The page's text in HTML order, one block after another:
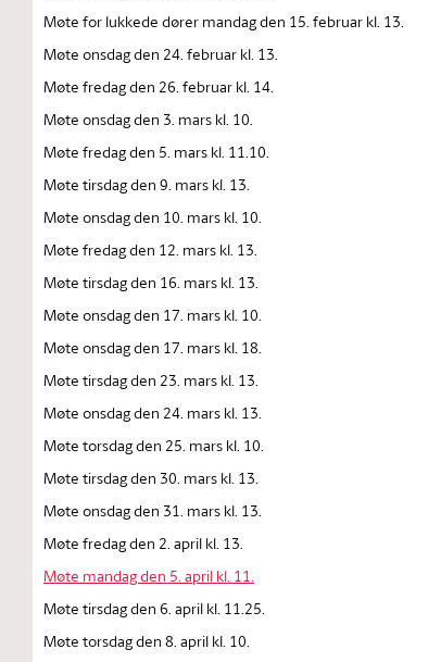
Møte for lukkede dører mandag den 15. februar kl. 13.
Møte onsdag den 24. februar kl. 13.
Møte fredag den 26. februar kl. 14.
Møte onsdag den 3. mars kl. 10.
Møte fredag den 5. mars kl. 11.10.
Møte tirsdag den 9. mars kl. 13.
Møte onsdag den 10. mars kl. 10.
Møte fredag den 12. mars kl. 13.
Møte tirsdag den 16. mars kl. 13.
Møte onsdag den 17. mars kl. 10.
Møte onsdag den 17. mars kl. 18.
Møte tirsdag den 23. mars kl. 13.
Møte onsdag den 24. mars kl. 13.
Møte torsdag den 25. mars kl. 10.
Møte tirsdag den 30. mars kl. 13.
Møte onsdag den 31. mars kl. 13.
Møte fredag den 2. april kl. 13.
Møte mandag den 5. april kl. 11.
Møte tirsdag den 6. april kl. 11.25.
Møte torsdag den 8. april kl. 10.